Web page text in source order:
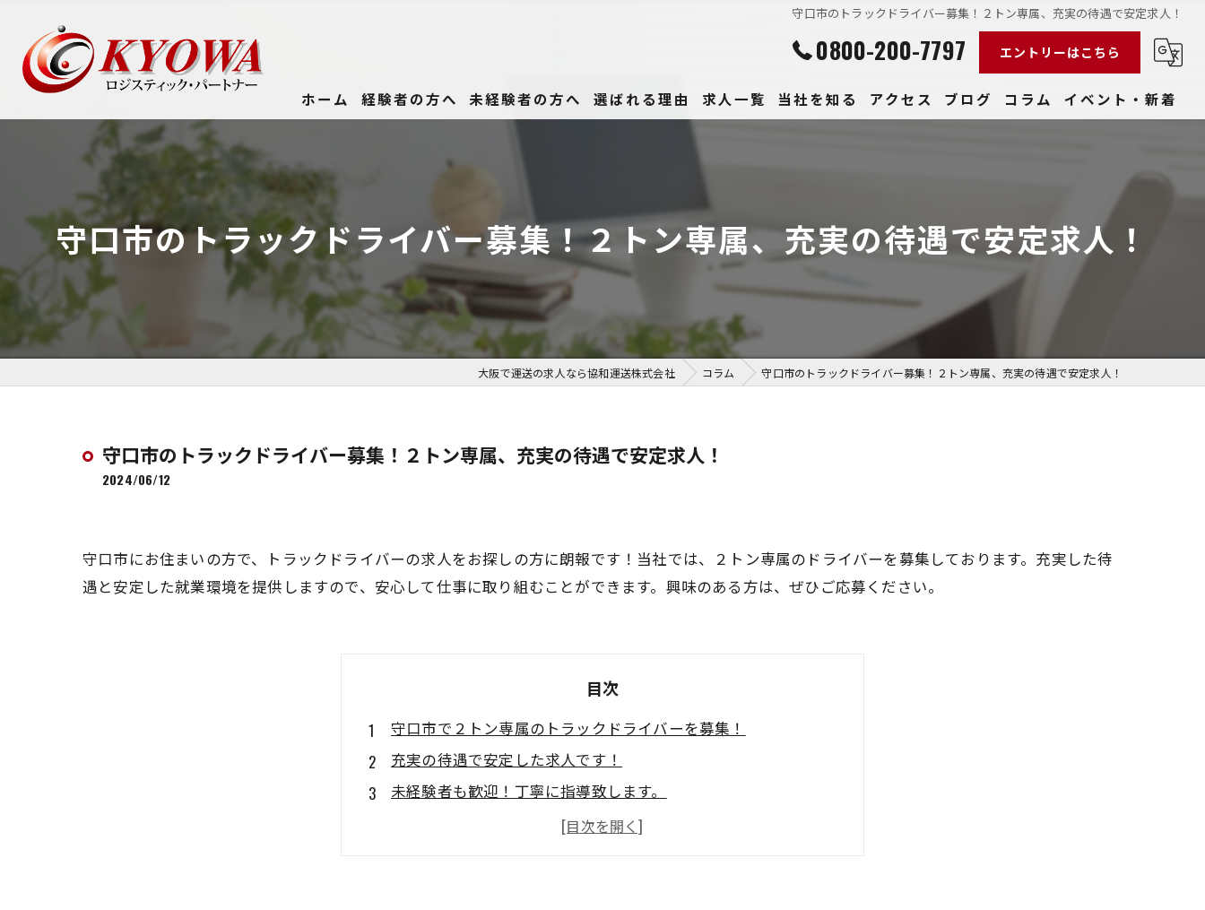
守口市のトラックドライバー募集！２トン専属、充実の待遇で安定求人！
0800-200-7797 エントリーはこちら
ホーム 経験者の方へ 未経験者の方へ 選ばれる理由 求人一覧 当社を知る
高収入
アクセス ブログ コラム イベント・新着
守口市のトラックドライバー募集！２トン専属、充実の待遇で安定求人！
大阪で運送の求人なら協和運送株式会社 コラム 守口市のトラックドライバー募集！２トン専属、充実の待遇で安定求人！
守口市のトラックドライバー募集！２トン専属、充実の待遇で安定求人！
2024/06/12
守口市にお住まいの方で、トラックドライバーの求人をお探しの方に朗報です！当社では、２トン専属のドライバーを募集しております。充実した待
遇と安定した就業環境を提供しますので、安心して仕事に取り組むことができます。興味のある方は、ぜひご応募ください。
目次
守口市で２トン専属のトラックドライバーを募集！
充実の待遇で安定した求人です！
未経験者も歓迎！丁寧に指導致します。
社員旅行や健康診断など福利厚生も充実！